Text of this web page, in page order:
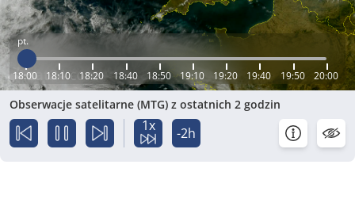
pt.
18:00 18:10 18:20 18:40 18:50 19:10 19:20 19:40 19:50 20:00
Obserwacje satelitarne (MTG) z ostatnich 2 godzin
1x -2h